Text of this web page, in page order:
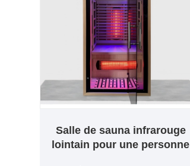
Salle de sauna infrarouge
lointain pour une personne